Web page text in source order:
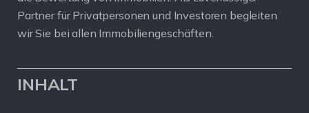
Partner für Privatpersonen und Investoren begleiten
wir Sie bei allen Immobiliengeschäften.
INHALT